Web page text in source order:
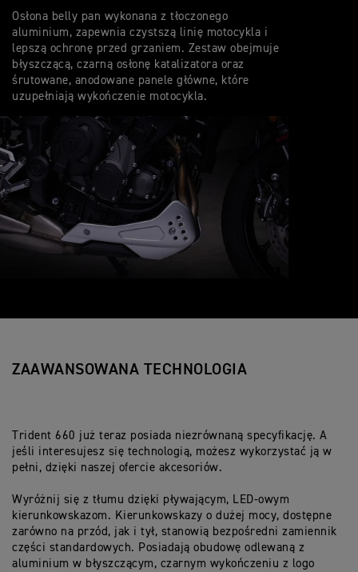
Osłona belly pan wykonana z tłoczonego
aluminium, zapewnia czystszą linię motocykla i
lepszą ochronę przed grzaniem. Zestaw obejmuje
błyszczącą, czarną osłonę katalizatora oraz
śrutowane, anodowane panele główne, które
uzupełniają wykończenie motocykla.
ZAAWANSOWANA TECHNOLOGIA
Trident 660 już teraz posiada niezrównaną specyfikację. A
jeśli interesujesz się technologią, możesz wykorzystać ją w
pełni, dzięki naszej ofercie akcesoriów.
Wyróżnij się z tłumu dzięki pływającym, LED-owym
kierunkowskazom. Kierunkowskazy o dużej mocy, dostępne
zarówno na przód, jak i tył, stanowią bezpośredni zamiennik
części standardowych. Posiadają obudowę odlewaną z
aluminium w błyszczącym, czarnym wykończeniu z logo